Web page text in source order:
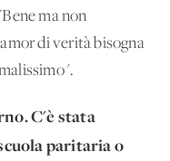
ma non
di verità bisogna
C'è stata
paritaria o